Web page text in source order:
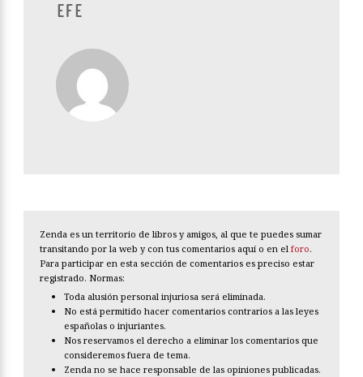
EFE
Zenda es un territorio de libros y amigos, al que te puedes sumar
transitando por la web y con tus comentarios aquí o en el foro.
Para participar en esta sección de comentarios es preciso estar
registrado. Normas:
Toda alusión personal injuriosa será eliminada.
No está permitido hacer comentarios contrarios a las leyes
españolas o injuriantes.
Nos reservamos el derecho a eliminar los comentarios que
consideremos fuera de tema.
Zenda no se hace responsable de las opiniones publicadas.